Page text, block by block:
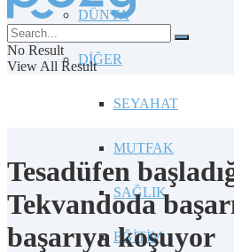
DÜNYA
DİĞER
SEYAHAT
MUTFAK
SAĞLIK
EĞİTİM
No Result
View All Result
Tesadüfen
Tekvandoda
başarıya koşuyor